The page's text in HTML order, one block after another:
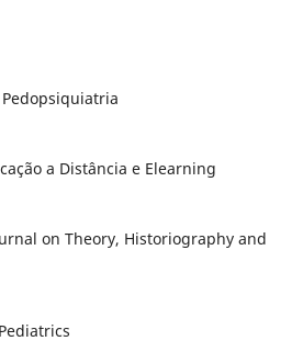
a Distância e Elearning
on Theory, Historiography and